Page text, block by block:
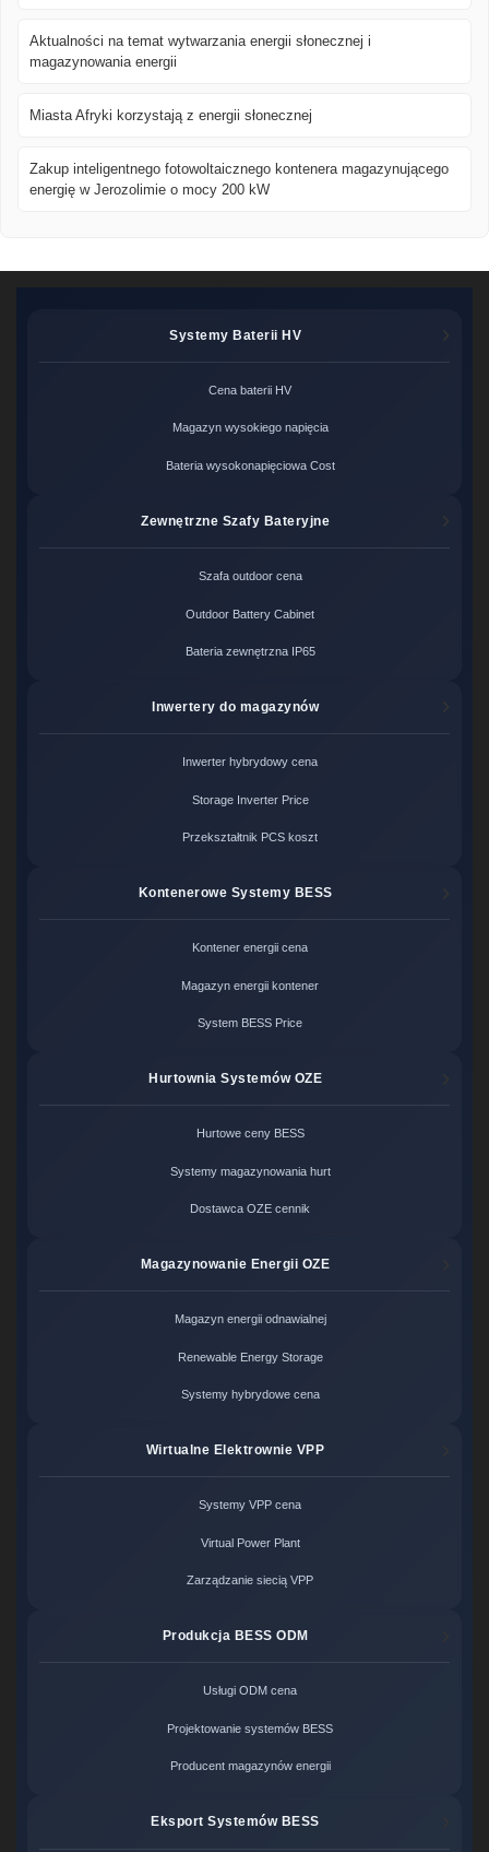
Aktualności na temat wytwarzania energii słonecznej i
magazynowania energii
Miasta Afryki korzystają z energii słonecznej
Zakup inteligentnego fotowoltaicznego kontenera magazynującego
energię w Jerozolimie o mocy 200 kW
Systemy Baterii HV
Cena baterii HV
Magazyn wysokiego napięcia
Bateria wysokonapięciowa Cost
Zewnętrzne Szafy Bateryjne
Szafa outdoor cena
Outdoor Battery Cabinet
Bateria zewnętrzna IP65
Inwertery do magazynów
Inwerter hybrydowy cena
Storage Inverter Price
Przekształtnik PCS koszt
Kontenerowe Systemy BESS
Kontener energii cena
Magazyn energii kontener
System BESS Price
Hurtownia Systemów OZE
Hurtowe ceny BESS
Systemy magazynowania hurt
Dostawca OZE cennik
Magazynowanie Energii OZE
Magazyn energii odnawialnej
Renewable Energy Storage
Systemy hybrydowe cena
Wirtualne Elektrownie VPP
Systemy VPP cena
Virtual Power Plant
Zarządzanie siecią VPP
Produkcja BESS ODM
Usługi ODM cena
Projektowanie systemów BESS
Producent magazynów energii
Eksport Systemów BESS